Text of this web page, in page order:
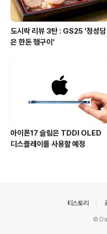
도시락 리뷰 3탄 : GS25 '정성담
은 한돈 햄구이'
아이폰17 슬림은 TDDI OLED
디스플레이를 사용할 예정
티스토리
©